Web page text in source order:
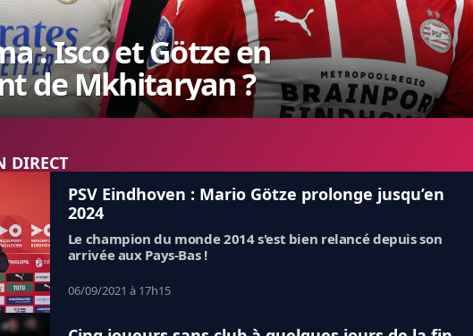
: Isco et Götze en
de Mkhitaryan ?
DIRECT
PSV Eindhoven : Mario Götze prolonge jusqu’en
2024
Le champion du monde 2014 s'est bien relancé depuis son
arrivée aux Pays-Bas !
06/09/2021 à 17h15